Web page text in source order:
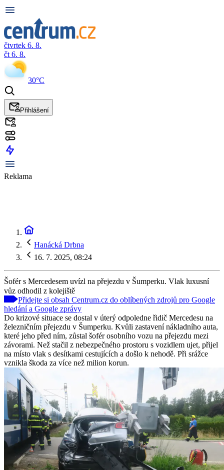
čtvrtek 6. 8.
čt 6. 8.
30°C
Přihlášení
Reklama
Hanácká Drbna
16. 7. 2025, 08:24
Šofér s Mercedesem uvízl na přejezdu v Šumperku. Vlak luxusní
vůz odhodil z kolejiště
Přidejte si obsah Centrum.cz do oblíbených zdrojů pro Google
hledání a Google zprávy
Do krizové situace se dostal v úterý odpoledne řidič Mercedesu na
železničním přejezdu v Šumperku. Kvůli zastavení nákladního auta,
které jeho před ním, zůstal šofér osobního vozu na přejezdu mezi
závorami. Než stačil z nebezpečného prostoru s vozidlem ujet, přijel
na místo vlak s desítkami cestujících a došlo k nehodě. Při srážce
vznikla škoda za více než milion korun.